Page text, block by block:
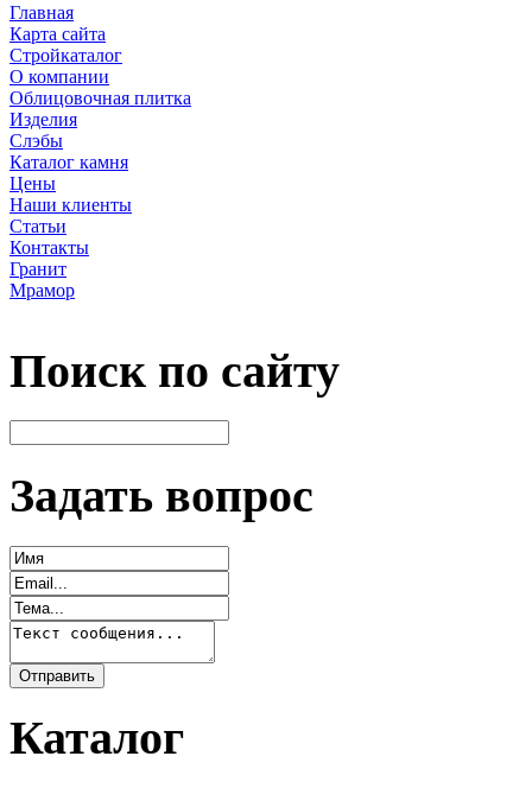
Главная
Карта сайта
Стройкаталог
О компании
Облицовочная плитка
Изделия
Слэбы
Каталог камня
Цены
Наши клиенты
Статьи
Контакты
Гранит
Мрамор
Поиск по сайту
Задать вопрос
Каталог